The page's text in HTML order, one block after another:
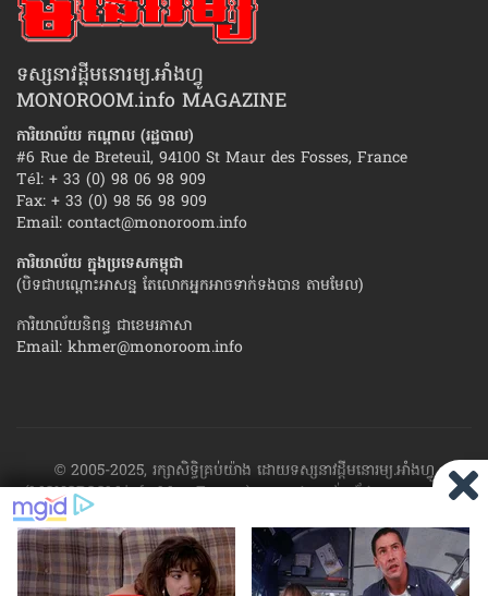
ទស្សនាវដ្ដីមនោរម្យ.អាំងហ្វូ
MONOROOM.info MAGAZINE
ការិយាល័យ កណ្ដាល (រដ្ឋបាល)
#6 Rue de Breteuil, 94100 St Maur des Fosses, France
Tél: + 33 (0) 98 06 98 909
Fax: + 33 (0) 98 56 98 909
Email: contact@monoroom.info
ការិយាល័យ ក្នុង​ប្រទេស​កម្ពុជា
(បិទជាបណ្ដោះអាសន្ន តែលោកអ្នកអាចទាក់ទងបាន តាមមែល)
ការិយាល័យនិពន្ធ ជាខេមរភាសា
Email: khmer@monoroom.info
© 2005-2025, រក្សាសិទ្ធិគ្រប់យ៉ាង ដោយទស្សនាវដ្ដី​មនោរម្យ.អាំងហ្វូ
(MONOROOM.info Mag France)។ ហាម​ដក​ស្រង់​នូវ​ផ្នែក​ណា​មួយ​ ឬ​ផ្នែក​
ទាំង​អស់ ​នៃ​ការ​ផ្សាយ​របស់​ទស្សនាវដ្ដី​​មនោរម្យ.អាំងហ្វូ យក​ទៅ​​បោះពុម្ព នៅ
លើក្រដាស ឬតាម​ប្រព័ន្ធ​អេឡិច​ត្រូនិច - ផ្សាយ​តាម​រលក​ធាតុអាកាស ឬតាមប្រព័ន្ធ
អេឡិចត្រូនិច - សរសេរ​ឡើង​វិញ ឬ​ចែក​ចាយ​ តាមវិធីណាក៏ដោយ ដោយ​គ្មាន​ការ​
យល់ព្រម ជា​លាយ​លក្ខណ៍​អក្សរ​ ពី​ចាងហ្វាង​ការ​ផ្សាយ​។ផ្ទុយមកវិញ ដើម្បី​ទទួល​